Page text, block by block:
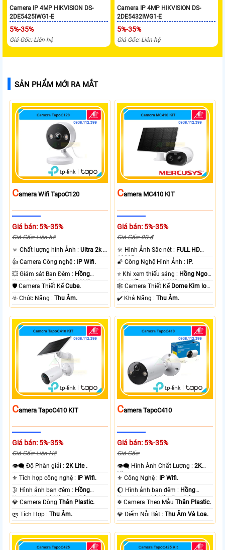
Camera IP 4MP HIKVISION DS-
2DE5425IWG1-E
5%-35%
Giá Gốc: Liên hệ
Camera IP 4MP HIKVISION DS-
2DE5432IWG1-E
5%-35%
Giá Gốc: Liên hệ
SẢN PHẨM MỚI RA MẮT
CAmera Wifi TapoC120
Giá bán: 5%-35%
Giá Gốc: Liên hệ
🔅 Chất lượng hình Ảnh :Ultra 2k +
.
👍 Camera Công nghệ :
IP Wifi.
💥 Giám sát Ban Đêm : Hồng
Ngoại 10m Hồng Ngoại SMD.
🛡 Camera Thiết KếCube.
️☣️ Chức Năng :Thu Âm.
CAmera MC410 KIT
Giá bán: 5%-35%
Giá Gốc: 00 ₫
🔆 Hình Ảnh Sắc nét : FULL HD
1080P .
🌠 Công Nghệ Hình Ảnh :
IP.
⭐ Khi xem thiếu sáng : Hồng Ngoại
10m Hồng Ngoại SMD.
🕸️ Camera Thiết Kế Dome Kim loại
+ Nhựa.
️✔️ Khả Năng :Thu Âm.
CAmera TapoC410 KIT
Giá bán: 5%-35%
Giá Gốc: Liên Hệ
👁️‍🗨 Độ Phân giải :2K Lite .
⚜️ Tích hợp công nghệ :
IP Wifi.
🌛 Hình ảnh ban đêm : Hồng
Ngoại 10m Có Màu Ban Ðêm.
💎 Camera DòngThân Plastic.
️ლ Tích Hợp :Thu Âm.
CAmera TapoC410
Giá bán: 5%-35%
Giá Gốc:
👁️‍🗨 Hình Ành Chất Lượng :2K
Lite .
⚜️ Công Nghệ :
IP Wifi.
🌔 Hình ảnh ban đêm : Hồng
Ngoại 10m Có Màu Ban Ðêm.
❄ Camera Theo MẫuThân Plastic.
️💎 Điểm Nỗi Bật :Thu Âm Và Loa.